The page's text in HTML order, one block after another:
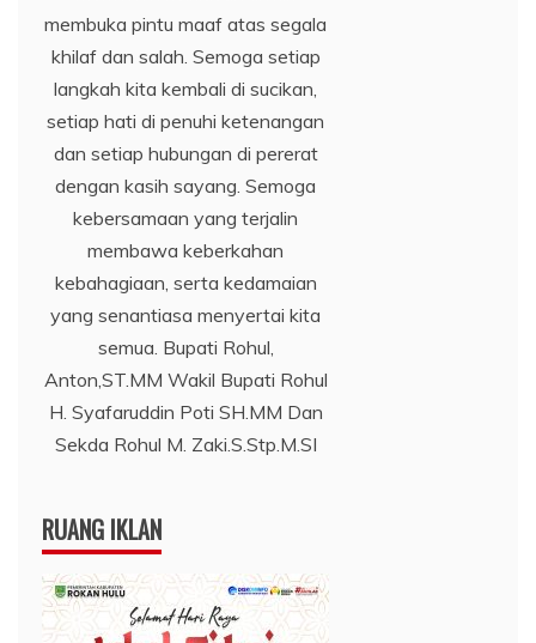
membuka pintu maaf atas segala
khilaf dan salah. Semoga setiap
langkah kita kembali di sucikan,
setiap hati di penuhi ketenangan
dan setiap hubungan di pererat
dengan kasih sayang. Semoga
kebersamaan yang terjalin
membawa keberkahan
kebahagiaan, serta kedamaian
yang senantiasa menyertai kita
semua. Bupati Rohul,
Anton,ST.MM Wakil Bupati Rohul
H. Syafaruddin Poti SH.MM Dan
Sekda Rohul M. Zaki.S.Stp.M.SI
RUANG IKLAN